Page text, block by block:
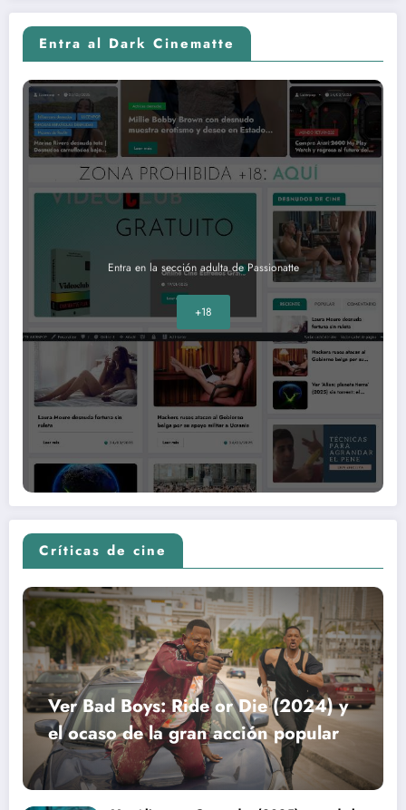
Entra al Dark Cinematte
Entra en la sección adulta de Passionatte
+18
Críticas de cine
Ver Bad Boys: Ride or Die (2024) y
el ocaso de la gran acción popular